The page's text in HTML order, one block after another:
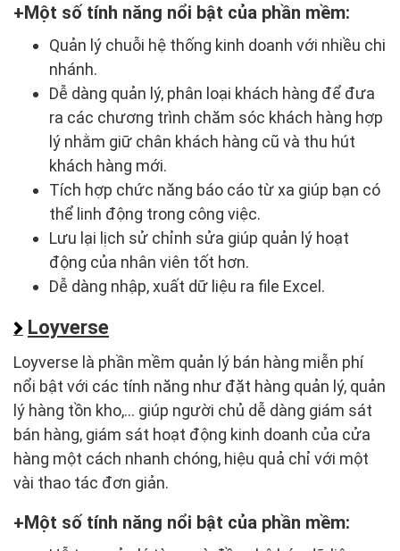
Một số tính năng nổi bật của phần mềm:
Quản lý chuỗi hệ thống kinh doanh với nhiều chi
nhánh.
Dễ dàng quản lý, phân loại khách hàng để đưa
ra các chương trình chăm sóc khách hàng hợp
lý nhằm giữ chân khách hàng cũ và thu hút
khách hàng mới.
Tích hợp chức năng báo cáo từ xa giúp bạn có
thể linh động trong công việc.
Lưu lại lịch sử chỉnh sửa giúp quản lý hoạt
động của nhân viên tốt hơn.
Dễ dàng nhập, xuất dữ liệu ra file Excel.
Loyverse
Loyverse là phần mềm quản lý bán hàng miễn phí
nổi bật với các tính năng như đặt hàng quản lý, quản
lý hàng tồn kho,... giúp người chủ dễ dàng giám sát
bán hàng, giám sát hoạt động kinh doanh của cửa
hàng một cách nhanh chóng, hiệu quả chỉ với một
vài thao tác đơn giản.
Một số tính năng nổi bật của phần mềm: